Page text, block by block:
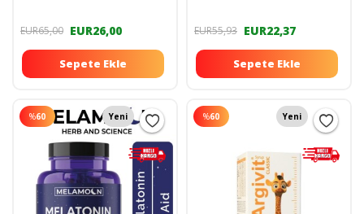
EUR65,00 EUR26,00
Sepete Ekle
EUR55,93 EUR22,37
Sepete Ekle
%60 Yeni %60 Yeni